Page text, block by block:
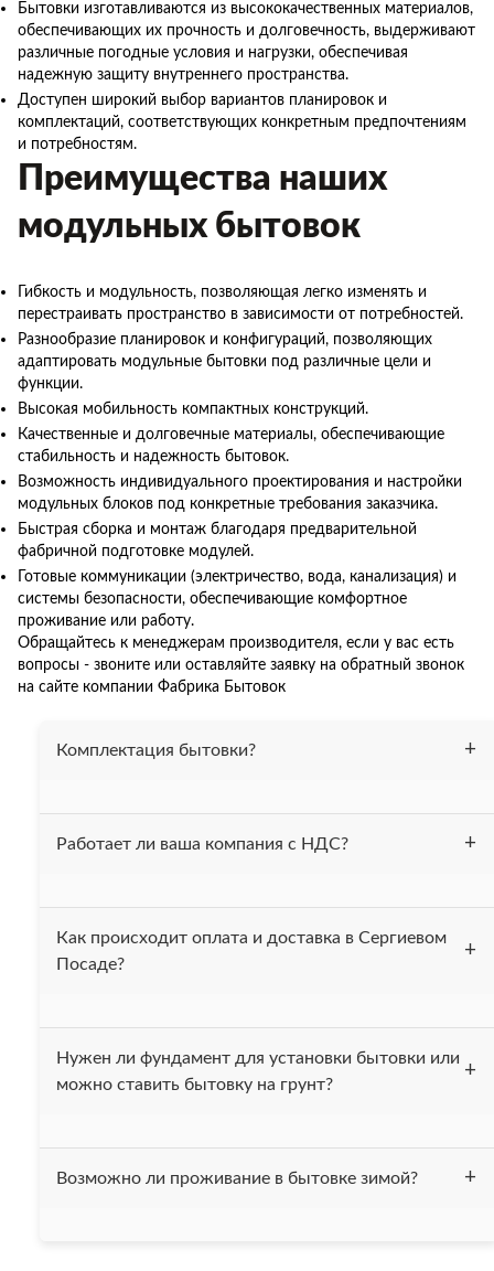
Бытовки изготавливаются из высококачественных материалов,
обеспечивающих их прочность и долговечность, выдерживают
различные погодные условия и нагрузки, обеспечивая
надежную защиту внутреннего пространства.
Доступен широкий выбор вариантов планировок и
комплектаций, соответствующих конкретным предпочтениям
и потребностям.
Преимущества наших
модульных бытовок
Гибкость и модульность, позволяющая легко изменять и
перестраивать пространство в зависимости от потребностей.
Разнообразие планировок и конфигураций, позволяющих
адаптировать модульные бытовки под различные цели и
функции.
Высокая мобильность компактных конструкций.
Качественные и долговечные материалы, обеспечивающие
стабильность и надежность бытовок.
Возможность индивидуального проектирования и настройки
модульных блоков под конкретные требования заказчика.
Быстрая сборка и монтаж благодаря предварительной
фабричной подготовке модулей.
Готовые коммуникации (электричество, вода, канализация) и
системы безопасности, обеспечивающие комфортное
проживание или работу.
Обращайтесь к менеджерам производителя, если у вас есть
вопросы - звоните или оставляйте заявку на обратный звонок
на сайте компании Фабрика Бытовок
Комплектация бытовки?
периметр (пол, потолок, стены). На полу постелен
Работает ли ваша компания с НДС?
Как происходит оплата и доставка в Сергиевом
Посаде?
высылаем вам договор. После того как деньги поступают
на наш счёт в течении одного дня привозим бытовку вам
Нужен ли фундамент для установки бытовки или
можно ставить бытовку на грунт?
или на бетонные блоки. Также можно установить бытовку
Возможно ли проживание в бытовке зимой?